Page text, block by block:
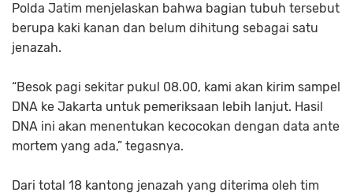
Polda Jatim menjelaskan bahwa bagian tubuh tersebut
berupa kaki kanan dan belum dihitung sebagai satu
jenazah.
“Besok pagi sekitar pukul 08.00, kami akan kirim sampel
DNA ke Jakarta untuk pemeriksaan lebih lanjut. Hasil
DNA ini akan menentukan kecocokan dengan data ante
mortem yang ada,” tegasnya.
Dari total 18 kantong jenazah yang diterima oleh tim